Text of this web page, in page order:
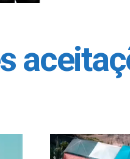
Tocador
de